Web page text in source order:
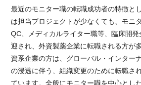
最近のモニター職の転職成功者の特徴と
は担当プロジェクトが少なくても、モニ
QC、メディカルライター職等、臨床開
迎され、外資製薬企業に転職される方が
資系企業の方は、グローバル・インター
の浸透に伴う、組織変更のために転職さ
ています。全般にモニター職を中心とし